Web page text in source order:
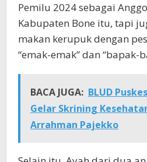
Pemilu 2024 sebagai
Kabupaten Bone itu, tapi
makan kerupuk dengan
“emak-emak” dan “bapak-
BACA JUGA: BLUD
Gelar Skrining
Arrahman Pajekko